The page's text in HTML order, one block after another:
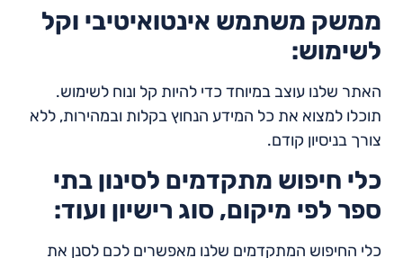
ממשק משתמש אינטואיטיבי וקל
לשימוש:
האתר שלנו עוצב במיוחד כדי להיות קל ונוח לשימוש.
תוכלו למצוא את כל המידע הנחוץ בקלות ובמהירות, ללא
צורך בניסיון קודם.
כלי חיפוש מתקדמים לסינון בתי
ספר לפי מיקום, סוג רישיון ועוד:
כלי החיפוש המתקדמים שלנו מאפשרים לכם לסנן את